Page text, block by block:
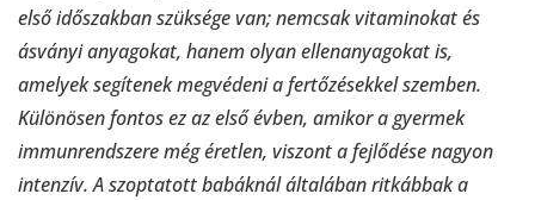
első időszakban szüksége van; nemcsak vitaminokat és
ásványi anyagokat, hanem olyan ellenanyagokat is,
amelyek segítenek megvédeni a fertőzésekkel szemben.
Különösen fontos ez az első évben, amikor a gyermek
immunrendszere még éretlen, viszont a fejlődése nagyon
intenzív. A szoptatott babáknál általában ritkábbak a